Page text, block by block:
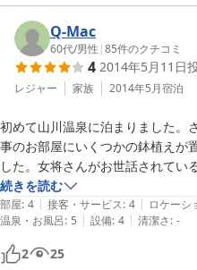
湯の華が湯船の底に沈み硫黄のに
超えるのではないかと思います。
調子に乗ってパックすると目にし
意されていてお借りすることがで
けたのに帰って気が付くと黒くな
帰ってお風呂に入って温泉を完全
します。
4つのお風呂を貸し切りで使え、
れます。ぬるめでもしっかり温ま
おいがするくらい本当に最高のお
Q-Mac
60代/男性 |85件のクチコミ
4 2014年5月11日
レジャー 家族 2014年5月宿泊
初めて山川温泉に泊まりました。
事のお部屋にいくつかの鉢植えが
した。女将さんがお世話されてい
めましたかとの問い合わせもある
なるようです。お風呂は4か所。
です。内風呂も衝立で入口をふさ
天風呂は湯の華が沢山浮いていま
た。食事も満足です。写真１は露
続きを読む
部屋: 4 | 接客・サービス: 4 | ロケーシ
温泉・お風呂: 5 | 設備: 4 | 清潔さ: -
2 25